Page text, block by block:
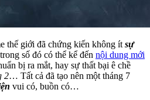
thế giới đã chứng kiến không ít sự
số đó có thể kể đến nội dung mới
bị ra mắt, hay sự thất bại ê chề
2… Tất cả đã tạo nên một tháng 7
vui có, buồn có…